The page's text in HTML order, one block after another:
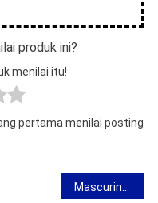
produk ini?
menilai itu!
pertama menilai posting